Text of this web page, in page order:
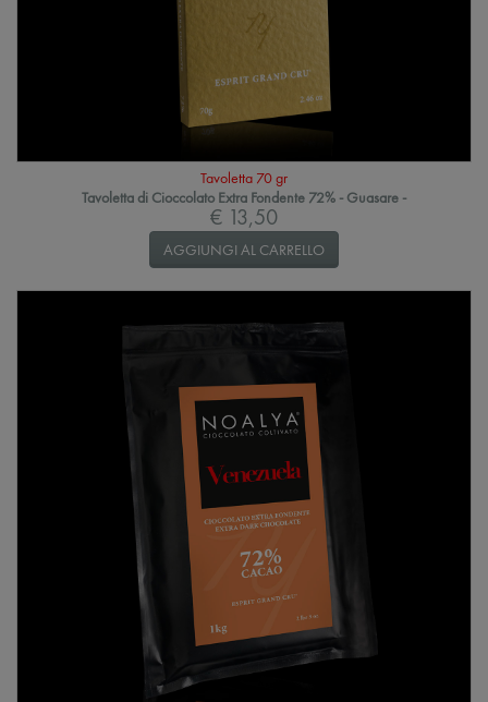
Tavoletta 70 gr
Tavoletta di Cioccolato Extra Fondente 72% - Guasare -
€ 13,50
AGGIUNGI AL CARRELLO